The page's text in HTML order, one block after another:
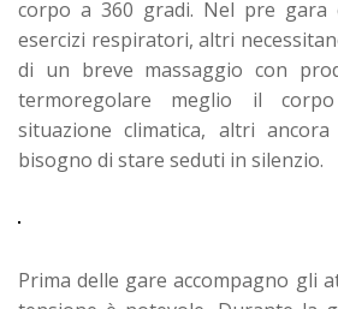
corpo a 360 gradi. Nel pre gara
esercizi respiratori, altri
di un breve massaggio con
termoregolare meglio il
situazione climatica, altri
bisogno di stare seduti in silenzio.
Prima delle gare accompagno gli